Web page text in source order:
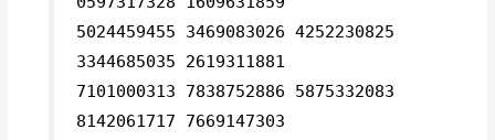
5024459455 3469083026 4252230825
3344685035 2619311881
7101000313 7838752886 5875332083
8142061717 7669147303